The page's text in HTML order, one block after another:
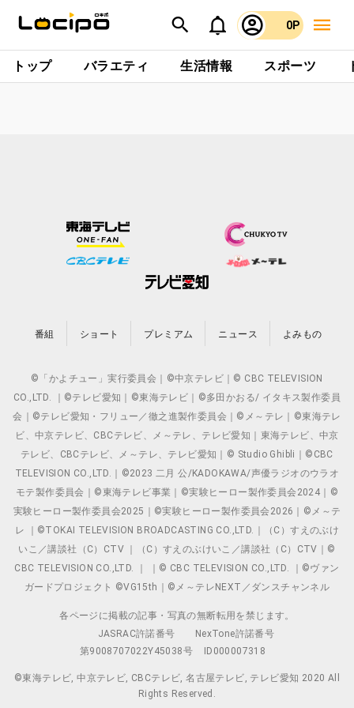
0P
トップ バラエティ 生活情報 スポーツ
番組 ショート プレミアム ニュース よみもの
©「かよチュー」実行委員会｜©中京テレビ｜© CBC TELEVISION
CO.,LTD. ｜©テレビ愛知｜©東海テレビ｜©多田かおる/ イタキス製作委員
会｜©テレビ愛知・フリュー／徹之進製作委員会｜©メ～テレ｜©東海テレ
ビ、中京テレビ、CBCテレビ、メ～テレ、テレビ愛知｜東海テレビ、中京
テレビ、CBCテレビ、メ～テレ、テレビ愛知｜© Studio Ghibli｜©CBC
TELEVISION CO.,LTD.｜©2023 二月 公/KADOKAWA/声優ラジオのウラオ
モテ製作委員会｜©東海テレビ事業｜©実験ヒーロー製作委員会2024｜©
実験ヒーロー製作委員会2025｜©実験ヒーロー製作委員会2026｜©メ～テ
レ ｜©TOKAI TELEVISION BROADCASTING CO.,LTD.｜（C）すえのぶけ
いこ／講談社（C）CTV ｜（C）すえのぶけいこ／講談社（C）CTV｜©
CBC TELEVISION CO.,LTD. ｜ ｜© CBC TELEVISION CO.,LTD. ｜©ヴァン
ガードプロジェクト ©VG15th｜©メ～テレNEXT／ダンスチャンネル
各ページに掲載の記事・写真の無断転用を禁じます。
JASRAC許諾番号
NexTone許諾番号
第9008707022Y45038号
ID000007318
©東海テレビ, 中京テレビ, CBCテレビ, 名古屋テレビ, テレビ愛知 2020 All
Rights Reserved.